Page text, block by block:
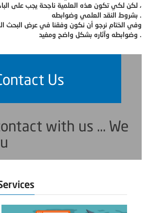
، لكن لكي تكون هذه العلمية ناجحة يجب على
بشروط النقد العلمي وضوابطه .
وفي الختام نرجو أن نكون وفقنا في عرض البحث
وضوابطه وآثاره بشكل واضح ومفيد .
Us
with us ... We